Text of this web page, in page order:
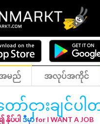
အမည် အလုပ်အကိုင်
ော်ငှားချင်ပ
နှိပ်ပါ ဒီမှာfor I WANT A JOB